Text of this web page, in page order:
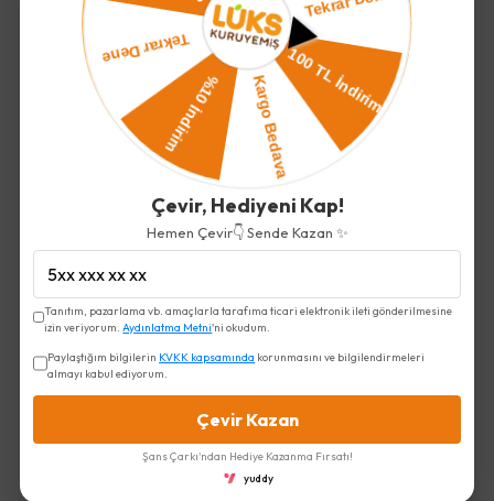
Tamamlayıcı Ürünler
1,999.00 TL
Çevir, Hediyeni Kap!
Hemen Çevir👇 Sende Kazan ✨
Tanıtım, pazarlama vb. amaçlarla tarafıma ticari elektronik ileti gönderilmesine
izin veriyorum.Aydınlatma Metni'ni okudum.
Paylaştığım bilgilerin KVKK kapsamında korunmasını ve bilgilendirmeleri
almayı kabul ediyorum.
Çevir Kazan
Şans Çarkı'ndan Hediye Kazanma Fırsatı!
yuddy